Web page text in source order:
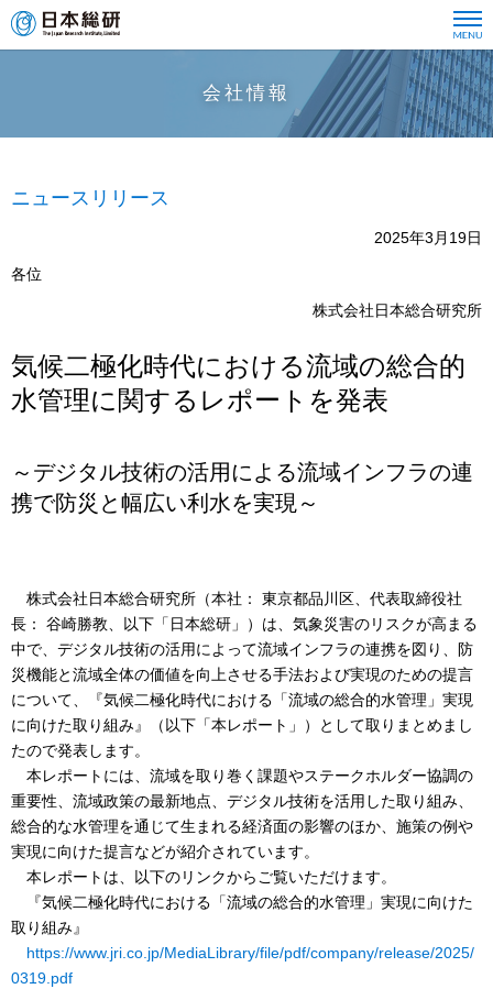
会社情報
ニュースリリース
2025年3月19日
各位
株式会社日本総合研究所
気候二極化時代における流域の総合的
水管理に関するレポートを発表
～デジタル技術の活用による流域インフラの連
携で防災と幅広い利水を実現～
株式会社日本総合研究所（本社： 東京都品川区、代表取締役社
長： 谷崎勝教、以下「日本総研」）は、気象災害のリスクが高まる
中で、デジタル技術の活用によって流域インフラの連携を図り、防
災機能と流域全体の価値を向上させる手法および実現のための提言
について、『気候二極化時代における「流域の総合的水管理」実現
に向けた取り組み』（以下「本レポート」）として取りまとめまし
たので発表します。
本レポートには、流域を取り巻く課題やステークホルダー協調の
重要性、流域政策の最新地点、デジタル技術を活用した取り組み、
総合的な水管理を通じて生まれる経済面の影響のほか、施策の例や
実現に向けた提言などが紹介されています。
本レポートは、以下のリンクからご覧いただけます。
『気候二極化時代における「流域の総合的水管理」実現に向けた
取り組み』
https://www.jri.co.jp/MediaLibrary/file/pdf/company/release/2025/
0319.pdf